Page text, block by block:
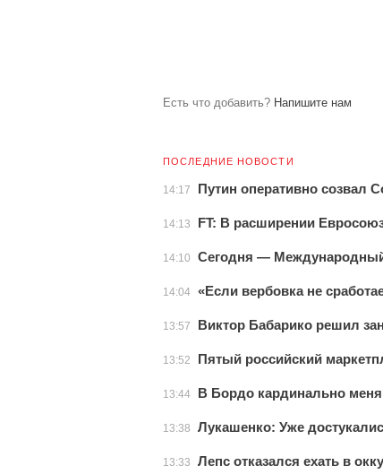
Есть что добавить? Напишите нам
ПОСЛЕДНИЕ НОВОСТИ
14:17 Путин оперативно созвал
14:13 FT: В расширении
14:10 Сегодня —
14:04 «Если вербовка не
13:57 Виктор Бабарико решил
13:52 Пятый российский
13:44 В Бордо кардинально
13:38 Лукашенко: Уже
13:33 Лепс отказался ехать в